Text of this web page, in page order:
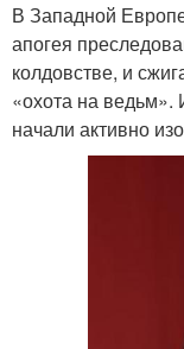
В Западной
апогея
колдовстве, и
«охота на
начали активно